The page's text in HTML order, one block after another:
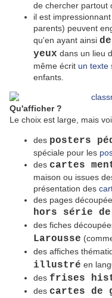
de chercher partout
il est
parents) peuvent
qu'en ayant ainsi
yeux dans un lieu
même écrit un texte
enfants.
Qu'afficher ?
Le choix est large, mais
des posters
spéciale pour les
des cartes
maison ou issues
présentation des
des pages
hors série de
des fiches
Larousse
des affiches
illustré en
des frises
des cartes de